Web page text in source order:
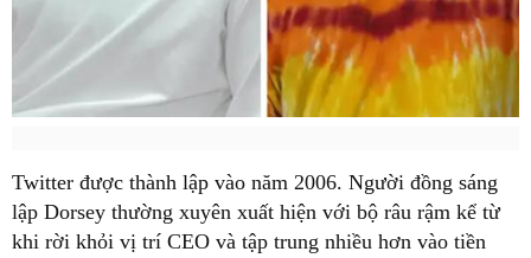
Twitter được thành lập vào năm 2006. Người đồng sáng
lập Dorsey thường xuyên xuất hiện với bộ râu rậm kể từ
khi rời khỏi vị trí CEO và tập trung nhiều hơn vào tiền